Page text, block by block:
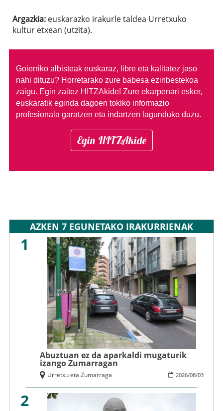
Argazkia: euskarazko irakurle taldea Urretxuko
kultur etxean (utzita).
Goierriko albisteak euskaraz, libre eta kalitatez jaso
nahi dituzu? Horretarako zure babesa ezinbestekoa
zaigu. Egin zaitez HITZAkide! Zure ekarpenari esker,
euskaratik eginda dagoen tokiko informazio
profesionala garatzen eta indartzen lagunduko duzu.
Egin HITZAkide
AZKEN 7 EGUNETAKO IRAKURRIENAK
1
Abuztuan ez da aparkaldi mugaturik
izango Zumarragan
2026/08/03
Urretxu eta Zumarraga
2